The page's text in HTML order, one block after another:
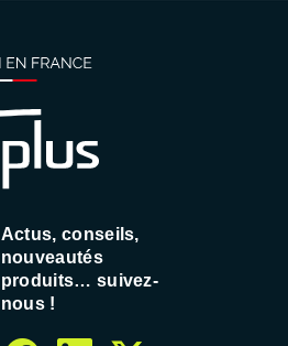
Actus, conseils,
nouveautés
produits… suivez-
nous !